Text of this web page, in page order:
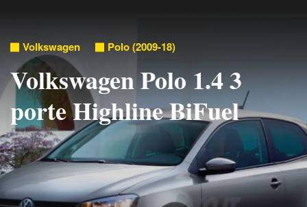
Volkswagen Polo (2009-18)
Volkswagen Polo 1.4 3
porte Highline BiFuel